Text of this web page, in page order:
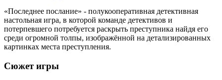
«Последнее послание» - полукооперативная детективная
настольная игра, в которой команде детективов и
потерпевшего потребуется раскрыть преступника найдя его
среди огромной толпы, изображённой на детализированных
картинках места преступления.
Сюжет игры